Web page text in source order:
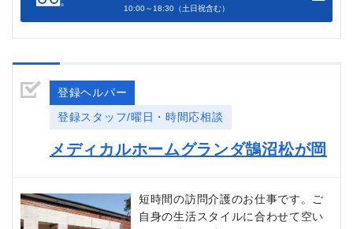
10:00～18:30（土日祝含む）
登録ヘルパー
登録スタッフ/曜日・時間応相談
メディカルホームグランダ鵠沼松が岡
短時間の訪問介護のお仕事です。ご
自身の生活スタイルに合わせて空い